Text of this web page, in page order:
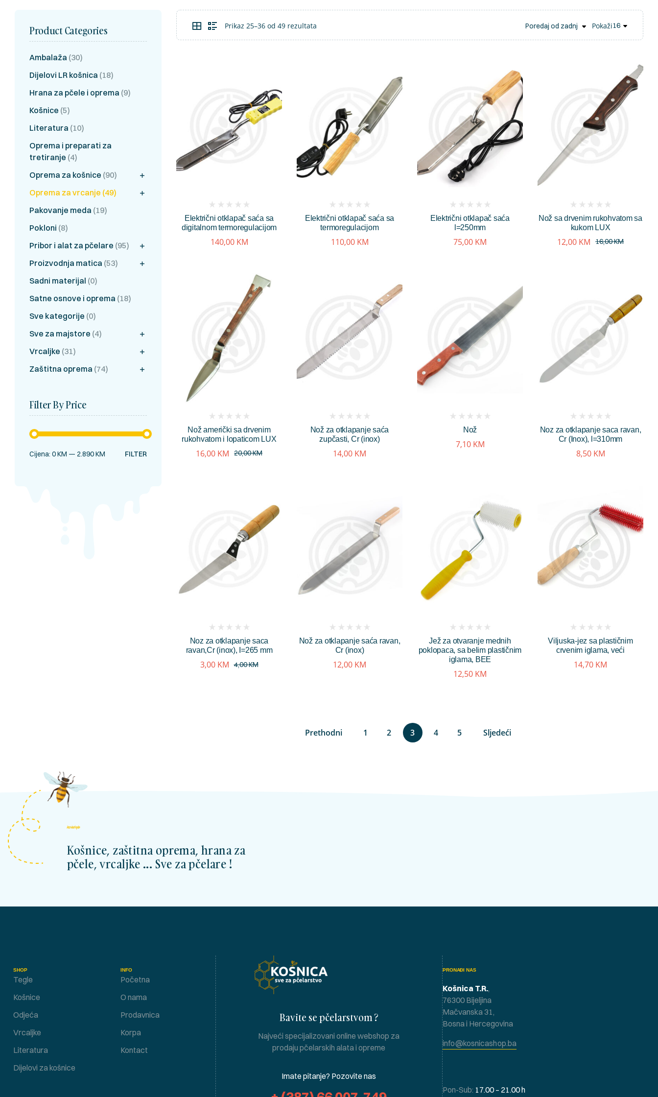
Prikaz 25–36 od 49 rezultata Pokaži
Električni otklapač saća sa
digitalnom termoregulacijom
reviews)
140,00 KM
Električni otklapač saća sa
termoregulacijom
reviews)
110,00 KM
Električni otklapač saća
l=250mm
reviews)
75,00 KM
Nož sa drvenim rukohvatom sa
kukom LUX
reviews)
16,00KM
12,00 KM
Nož američki sa drvenim
rukohvatom i lopaticom LUX
reviews)
20,00KM
16,00 KM
Nož za otklapanje saća
zupčasti, Cr (inox)
reviews)
14,00 KM
Nož
reviews)
7,10 KM
Noz za otklapanje saca ravan,
Cr (Inox), l=310mm
reviews)
8,50 KM
Noz za otklapanje saca
ravan,Cr (inox), I=265 mm
reviews)
4,00KM
3,00 KM
Nož za otklapanje saća ravan,
Cr (inox)
reviews)
12,00 KM
Jež za otvaranje mednih
poklopaca, sa belim plastičnim
iglama, BEE
reviews)
12,50 KM
Viljuska-jez sa plastičnim
crvenim iglama, veći
reviews)
14,70 KM
Prethodni 1 2 3 4 5 Sljedeći
Product Categories
Ambalaža (30)
Dijelovi LR košnica (18)
Hrana za pčele i oprema (9)
Košnice (5)
Literatura (10)
Oprema i preparati za
tretiranje (4)
Oprema za košnice (90)
Oprema za vrcanje (49)
Pakovanje meda (19)
Pokloni (8)
Pribor i alat za pčelare (95)
Proizvodnja matica (53)
Sadni materijal (0)
Satne osnove i oprema (18)
Sve kategorije (0)
Sve za majstore (4)
Vrcaljke (31)
Zaštitna oprema (74)
Filter By Price
FILTER
Cijena: 0 KM — 2.890 KM
kosnicashop.ba
Košnice, zaštitna oprema, hrana za
pčele, vrcaljke ... Sve za pčelare !
SHOP
Tegle
Košnice
Odjeća
Vrcaljke
Literatura
Dijelovi za košnice
INFO
Početna
O nama
Prodavnica
Korpa
Kontact
Bavite se pčelarstvom ?
Najveći specijalizovani online webshop za
prodaju pčelarskih alata i opreme
Imate pitanje? Pozovite nas
PRONAĐI NAS
Košnica T.R.,
76300 Bijeljina
Mačvanska 31,
Bosna i Hercegovina
info@kosnicashop.ba
Pon-Sub: 17.00 – 21.00 h